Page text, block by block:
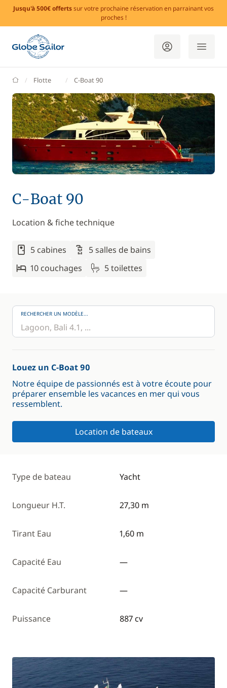
Jusqu'à 500€ offertssur votre prochaine réservation en parrainant vos
proches !
GlobeSailor
Flotte C-Boat 90
C-Boat 90
Location & fiche technique
5 cabines
5 salles de bains
10 couchages
5 toilettes
RECHERCHER UN MODÈLE...
Louez un C-Boat 90
Notre équipe de passionnés est à votre écoute pour
préparer ensemble les vacances en mer qui vous
ressemblent.
Location de bateaux
Type de bateau Yacht
Longueur H.T. 27,30 m
Tirant Eau 1,60 m
Capacité Eau —
Capacité Carburant —
Puissance 887 cv